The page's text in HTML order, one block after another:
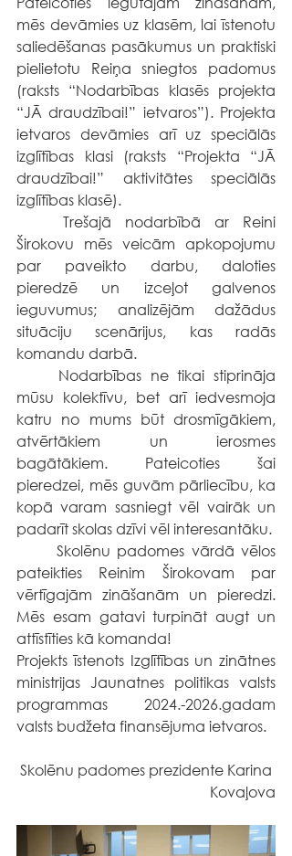
mēs devāmies uz klasēm, lai īstenotu
saliedēšanas pasākumus un praktiski
pielietotu Reiņa sniegtos padomus
(raksts “Nodarbības klasēs projekta
“JĀ draudzībai!” ietvaros”). Projekta
ietvaros devāmies arī uz speciālās
izglītības klasi (raksts “Projekta “JĀ
draudzībai!” aktivitātes speciālās
izglītības klasē).
Širokovu mēs veicām apkopojumu
par paveikto darbu, daloties
pieredzē un izceļot galvenos
ieguvumus; analizējām dažādus
situāciju scenārijus, kas radās
komandu darbā.
mūsu kolektīvu, bet arī iedvesmoja
katru no mums būt drosmīgākiem,
atvērtākiem un ierosmes
bagātākiem. Pateicoties šai
pieredzei, mēs guvām pārliecību, ka
kopā varam sasniegt vēl vairāk un
padarīt skolas dzīvi vēl interesantāku.
pateikties Reinim Širokovam par
vērtīgajām zināšanām un pieredzi.
Mēs esam gatavi turpināt augt un
attīstīties kā komanda!
Projekts īstenots Izglītības un zinātnes
ministrijas Jaunatnes politikas valsts
programmas 2024.-2026.gadam
valsts budžeta finansējuma ietvaros.
Skolēnu padomes prezidente Karina
Kovaļova